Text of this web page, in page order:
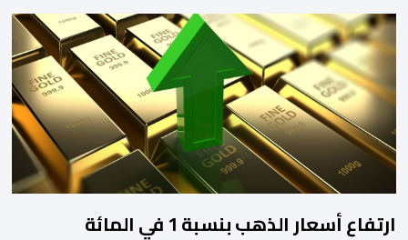
ارتفاع أسعار الذهب بنسبة 1 في المائة